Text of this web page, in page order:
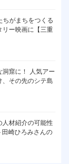
ちがまちをつくる
リー映画に【三重
窟に！ 人気アー
、その先のシテ島
材紹介の可能性
崎ひろみさんの